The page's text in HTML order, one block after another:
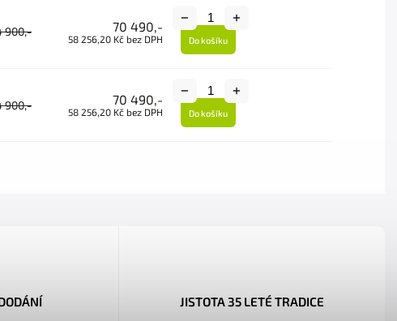
900,- 70 490,-
58 256,20 Kč bez DPH Do košíku
900,- 70 490,-
58 256,20 Kč bez DPH Do košíku
JISTOTA 35 LETÉ TRADICE